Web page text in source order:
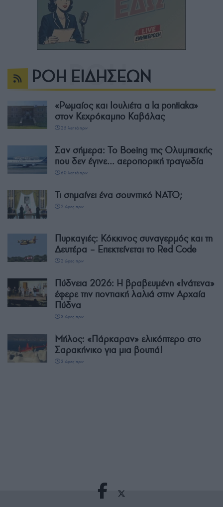
ΡΟΗ ΕΙΔΗΣΕΩΝ
«Ρωμαίος και Ιουλιέτα a la pontiaka»
στον Κεχρόκαμπο Καβάλας
25 λεπτά πριν
Σαν σήμερα: Το Boeing της Ολυμπιακής
που δεν έγινε… αεροπορική τραγωδία
60 λεπτά πριν
Τι σημαίνει ένα σουνιτικό ΝΑΤΟ;
2 ώρες πριν
Πυρκαγιές: Κόκκινος συναγερμός και τη
Δευτέρα – Επεκτείνεται το Red Code
2 ώρες πριν
Πύδνεια 2026: Η βραβευμένη «Ινάτενα»
έφερε την ποντιακή λαλιά στην Αρχαία
Πύδνα
3 ώρες πριν
Μήλος: «Πάρκαραν» ελικόπτερο στο
Σαρακήνικο για μια βουτιά!
3 ώρες πριν